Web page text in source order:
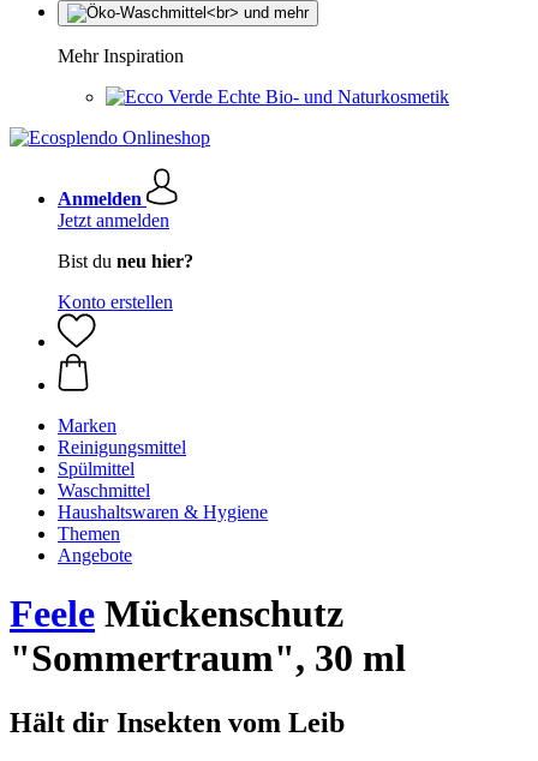
Mehr Inspiration
Echte Bio- und Naturkosmetik
Anmelden
Jetzt anmelden
Bist du neu hier?
Konto erstellen
Marken
Reinigungsmittel
Spülmittel
Waschmittel
Haushaltswaren & Hygiene
Themen
Angebote
Feele Mückenschutz
"Sommertraum", 30 ml
Hält dir Insekten vom Leib